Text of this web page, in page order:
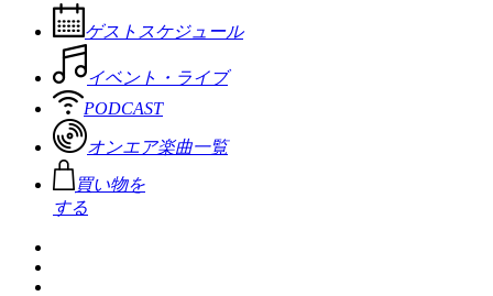
ゲストスケジュール
イベント・ライブ
PODCAST
オンエア楽曲一覧
買い物を
する